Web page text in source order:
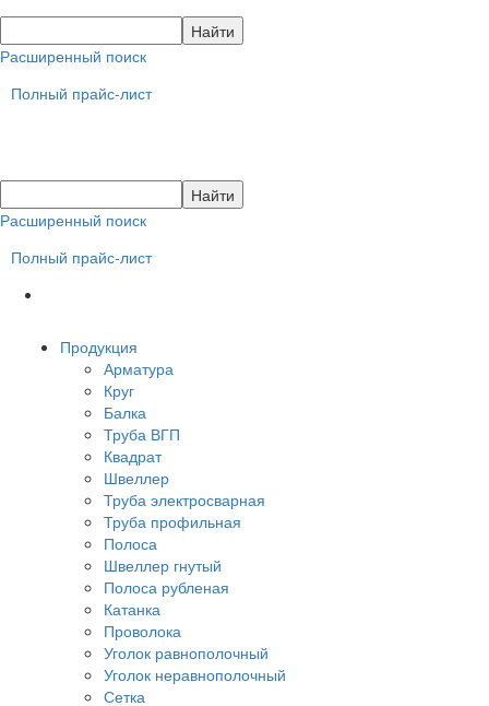
Расширенный поиск
Полный прайс-лист
Расширенный поиск
Полный прайс-лист
Продукция
Арматура
Круг
Балка
Труба ВГП
Квадрат
Швеллер
Труба электросварная
Труба профильная
Полоса
Швеллер гнутый
Полоса рубленая
Катанка
Проволока
Уголок равнополочный
Уголок неравнополочный
Сетка